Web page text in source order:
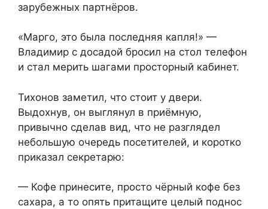
зарубежных партнёров.
«Марго, это была последняя капля!» —
Владимир с досадой бросил на стол телефон
и стал мерить шагами просторный кабинет.
Тихонов заметил, что стоит у двери.
Выдохнув, он выглянул в приёмную,
привычно сделав вид, что не разглядел
небольшую очередь посетителей, и коротко
приказал секретарю:
— Кофе принесите, просто чёрный кофе без
сахара, а то опять притащите целый поднос